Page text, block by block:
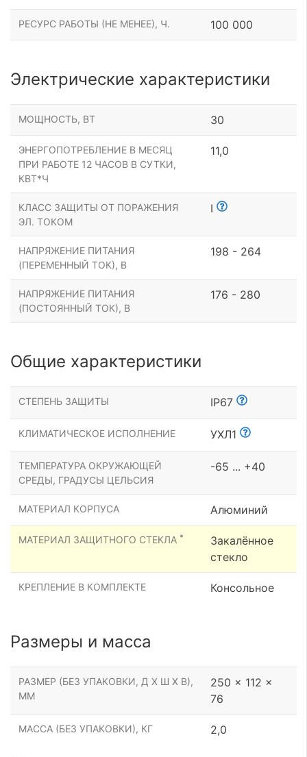
РЕСУРС РАБОТЫ (НЕ МЕНЕЕ), Ч. 100 000
Электрические характеристики
МОЩНОСТЬ, ВТ 30
ЭНЕРГОПОТРЕБЛЕНИЕ В МЕСЯЦ
ПРИ РАБОТЕ 12 ЧАСОВ В СУТКИ,
КВТ*Ч
11,0
КЛАСС ЗАЩИТЫ ОТ ПОРАЖЕНИЯ
ЭЛ. ТОКОМ
I
НАПРЯЖЕНИЕ ПИТАНИЯ
(ПЕРЕМЕННЫЙ ТОК), В
198 - 264
НАПРЯЖЕНИЕ ПИТАНИЯ
(ПОСТОЯННЫЙ ТОК), В
176 - 280
Общие характеристики
СТЕПЕНЬ ЗАЩИТЫ IP67
КЛИМАТИЧЕСКОЕ ИСПОЛНЕНИЕ УХЛ1
ТЕМПЕРАТУРА ОКРУЖАЮЩЕЙ
СРЕДЫ, ГРАДУСЫ ЦЕЛЬСИЯ
-65 ... +40
МАТЕРИАЛ КОРПУСА Алюминий
МАТЕРИАЛ ЗАЩИТНОГО СТЕКЛА *
Закалённое
стекло
КРЕПЛЕНИЕ В КОМПЛЕКТЕ Консольное
Размеры и масса
РАЗМЕР (БЕЗ УПАКОВКИ, Д Х Ш Х В),
ММ
250 x 112 x
76
МАССА (БЕЗ УПАКОВКИ), КГ 2,0